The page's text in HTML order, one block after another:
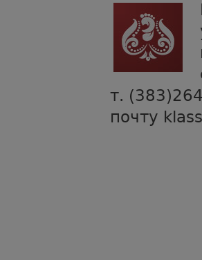
т.
почту